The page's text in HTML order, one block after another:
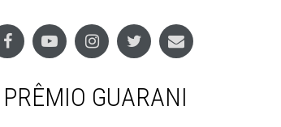
PRÊMIO GUARANI